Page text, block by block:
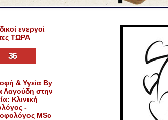
ενεργοί
ΤΩΡΑ
36
& Υγεία By
Λαγούδη στην
Κλινική
-
MSc